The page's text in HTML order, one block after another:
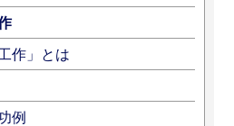
作」とは
例